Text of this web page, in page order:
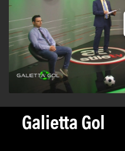
Galietta Gol